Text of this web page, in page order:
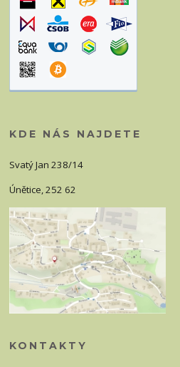
KDE NÁS NAJDETE
Svatý Jan 238/14
Únětice, 252 62
KONTAKTY